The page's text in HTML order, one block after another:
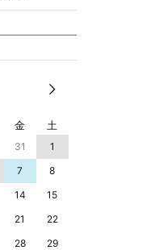
金 土
31
1
7
8
14
15
21
22
28
29